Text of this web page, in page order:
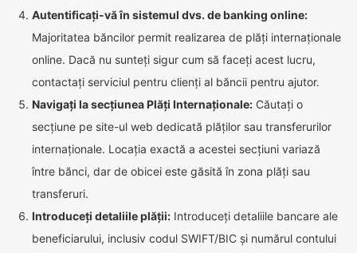
Autentificați-vă în sistemul dvs. de banking online:
Majoritatea băncilor permit realizarea de plăți internaționale
online. Dacă nu sunteți sigur cum să faceți acest lucru,
contactați serviciul pentru clienți al băncii pentru ajutor.
Navigați la secțiunea Plăți Internaționale: Căutați o
secțiune pe site-ul web dedicată plăților sau transferurilor
internaționale. Locația exactă a acestei secțiuni variază
între bănci, dar de obicei este găsită în zona plăți sau
transferuri.
Introduceți detaliile plății: Introduceți detaliile bancare ale
beneficiarului, inclusiv codul SWIFT/BIC și numărul contului